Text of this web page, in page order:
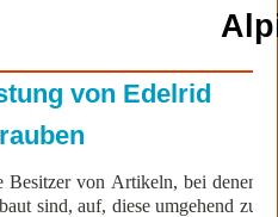
von Edelrid
von Artikeln, bei denen
sind, auf, diese umgehend zu